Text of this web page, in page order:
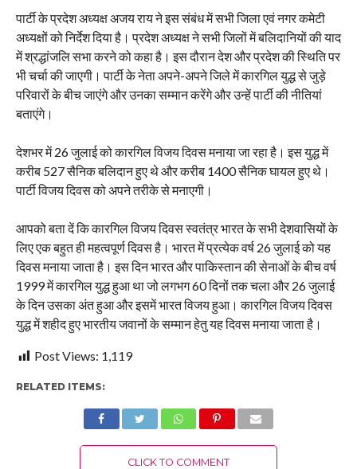
पार्टी के प्रदेश अध्यक्ष अजय राय ने इस संबंध में सभी जिला एवं नगर कमेटी
अध्यक्षों को निर्देश दिया है। प्रदेश अध्यक्ष ने सभी जिलों में बलिदानियों की याद
में श्रद्धांजलि सभा करने को कहा है। इस दौरान देश और प्रदेश की स्थिति पर
भी चर्चा की जाएगी। पार्टी के नेता अपने-अपने जिले में कारगिल युद्ध से जुड़े
परिवारों के बीच जाएंगे और उनका सम्मान करेंगे और उन्हें पार्टी की नीतियां
बताएंगे।
देशभर में 26 जुलाई को कारगिल विजय दिवस मनाया जा रहा है। इस युद्ध में
करीब 527 सैनिक बलिदान हुए थे और करीब 1400 सैनिक घायल हुए थे।
पार्टी विजय दिवस को अपने तरीके से मनाएगी।
आपको बता दें कि कारगिल विजय दिवस स्वतंत्र भारत के सभी देशवासियों के
लिए एक बहुत ही महत्वपूर्ण दिवस है। भारत में प्रत्येक वर्ष 26 जुलाई को यह
दिवस मनाया जाता है। इस दिन भारत और पाकिस्तान की सेनाओं के बीच वर्ष
1999 में कारगिल युद्ध हुआ था जो लगभग 60 दिनों तक चला और 26 जुलाई
के दिन उसका अंत हुआ और इसमें भारत विजय हुआ। कारगिल विजय दिवस
युद्ध में शहीद हुए भारतीय जवानों के सम्मान हेतु यह दिवस मनाया जाता है।
Post Views: 1,119
RELATED ITEMS:
CLICK TO COMMENT